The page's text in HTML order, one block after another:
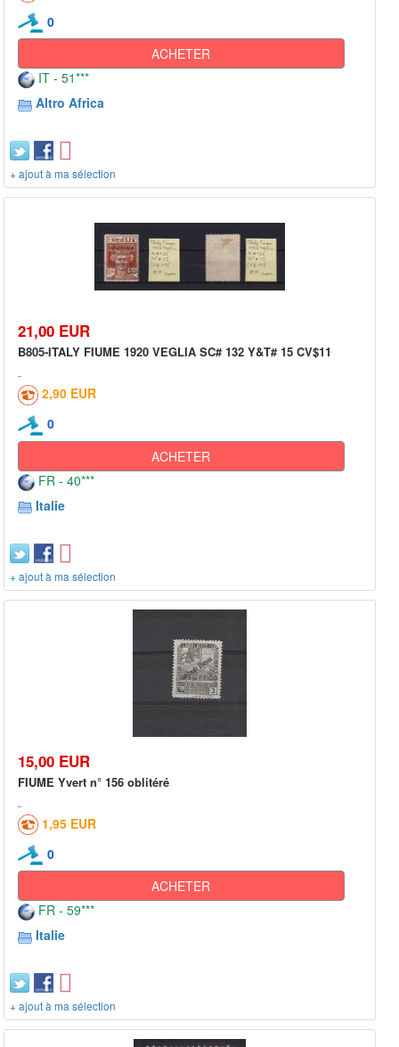
0
ACHETER
IT - 51***
Altro Africa
+ ajout à ma sélection
21,00 EUR
B805-ITALY FIUME 1920 VEGLIA SC# 132 Y&T# 15 CV$11
2,90 EUR
0
ACHETER
FR - 40***
Italie
+ ajout à ma sélection
15,00 EUR
FIUME Yvert n° 156 oblitéré
1,95 EUR
0
ACHETER
FR - 59***
Italie
+ ajout à ma sélection